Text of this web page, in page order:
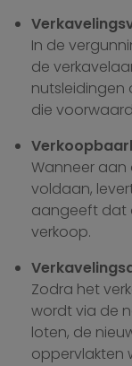
In de
de
die
Wanneer aan
voldaan,
aangeeft dat
verkoop.
Zodra het
wordt via de
loten, de
oppervlakten